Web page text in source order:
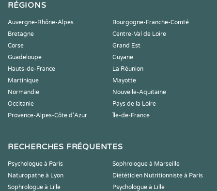
RÉGIONS
Auvergne-Rhône-Alpes
Bourgogne-Franche-Comté
Bretagne
Centre-Val de Loire
Corse
Grand Est
Guadeloupe
Guyane
Hauts-de-France
La Réunion
Martinique
Mayotte
Normandie
Nouvelle-Aquitaine
Occitanie
Pays de la Loire
Provence-Alpes-Côte d'Azur
Île-de-France
RECHERCHES FRÉQUENTES
Psychologue à Paris
Sophrologue à Marseille
Naturopathe à Lyon
Diététicien Nutritionniste à Paris
Sophrologue à Lille
Psychologue à Lille